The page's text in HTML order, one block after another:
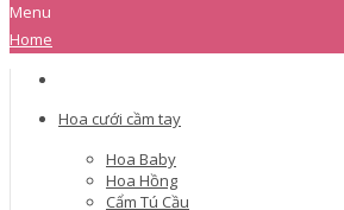
Menu
Home
Hoa cưới cầm tay
Hoa Baby
Hoa Hồng
Cẩm Tú Cầu